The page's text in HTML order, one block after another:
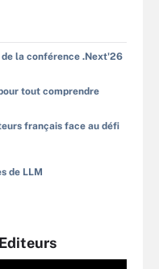
la conférence .Next'26
tout comprendre
français face au défi
de LLM